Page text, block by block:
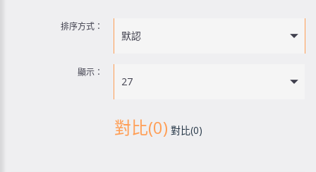
排序方式：
默認
顯示：
27
對比(0) 對比(0)